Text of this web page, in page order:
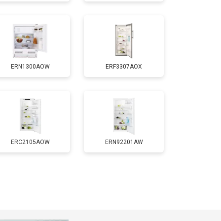
Заказать
2550 ₽ Заказать
1700 ₽ Заказать
4750 ₽ Заказать
3650 ₽
ERN1300AOW ERF3307AOX
ERC2105AOW ERN92201AW